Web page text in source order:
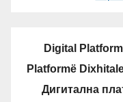
Digital
Platformë
Дигитална